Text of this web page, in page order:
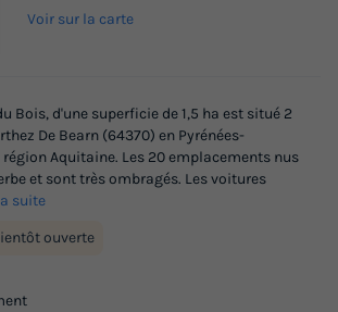
Voir sur la carte
Bois, d'une superficie de 1,5 ha est situé 2
De Bearn (64370) en Pyrénées-
Aquitaine. Les 20 emplacements nus
et sont très ombragés. Les voitures
suite
ouverte